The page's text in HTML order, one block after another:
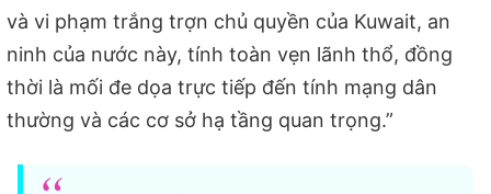
và vi phạm trắng trợn chủ quyền của Kuwait, an
ninh của nước này, tính toàn vẹn lãnh thổ, đồng
thời là mối đe dọa trực tiếp đến tính mạng dân
thường và các cơ sở hạ tầng quan trọng.”